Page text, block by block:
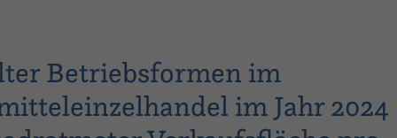
Betriebsformen im
im Jahr 2024